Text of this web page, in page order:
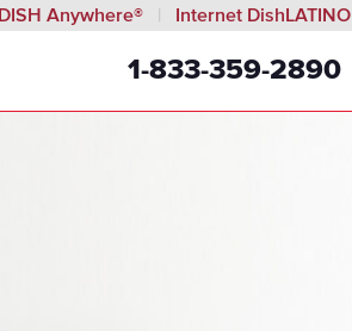
DISH Anywhere® Internet DishLATINO
1-833-359-2890